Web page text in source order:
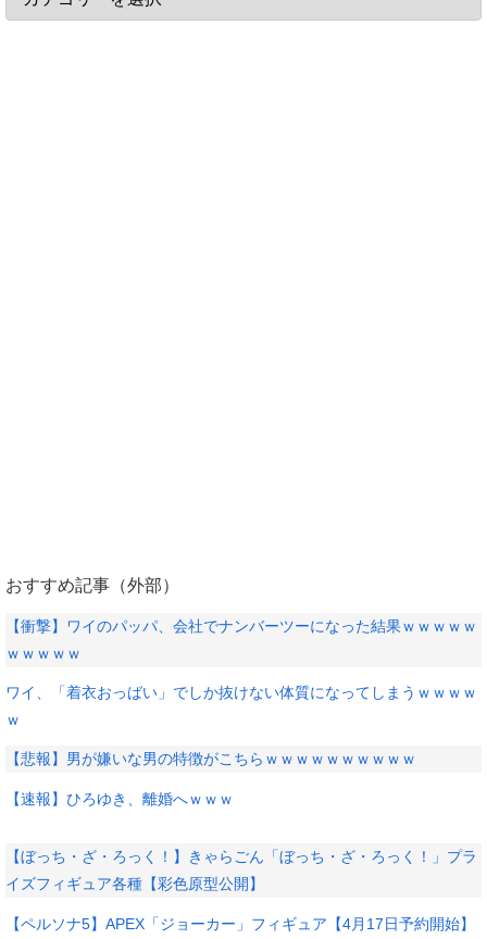
おすすめ記事（外部）
【衝撃】ワイのパッパ、会社でナンバーツーになった結果ｗｗｗｗｗ
ｗｗｗｗｗ
ワイ、「着衣おっばい」でしか抜けない体質になってしまうｗｗｗｗ
ｗ
【悲報】男が嫌いな男の特徴がこちらｗｗｗｗｗｗｗｗｗｗ
【速報】ひろゆき、離婚へｗｗｗ
【ぼっち・ざ・ろっく！】きゃらごん「ぼっち・ざ・ろっく！」プラ
イズフィギュア各種【彩色原型公開】
【ペルソナ5】APEX「ジョーカー」フィギュア【4月17日予約開始】